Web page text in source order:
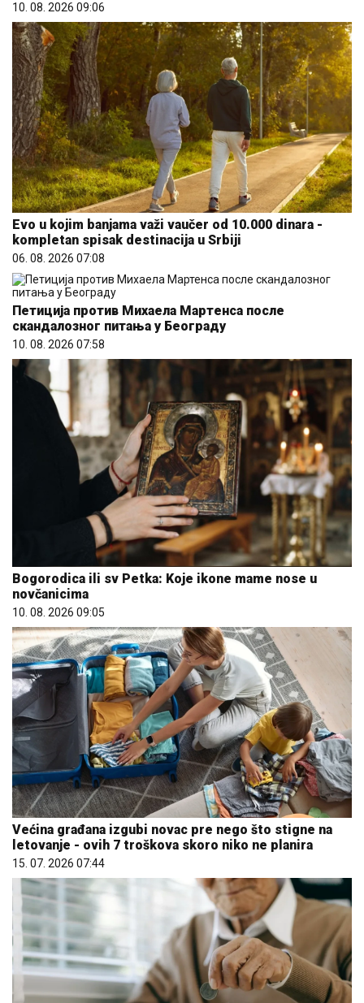
10. 08. 2026 09:06
Evo u kojim banjama važi vaučer od 10.000 dinara -
kompletan spisak destinacija u Srbiji
06. 08. 2026 07:08
Петиција против Михаела Мартенса после
скандалозног питања у Београду
10. 08. 2026 07:58
Bogorodica ili sv Petka: Koje ikone mame nose u
novčanicima
10. 08. 2026 09:05
Većina građana izgubi novac pre nego što stigne na
letovanje - ovih 7 troškova skoro niko ne planira
15. 07. 2026 07:44